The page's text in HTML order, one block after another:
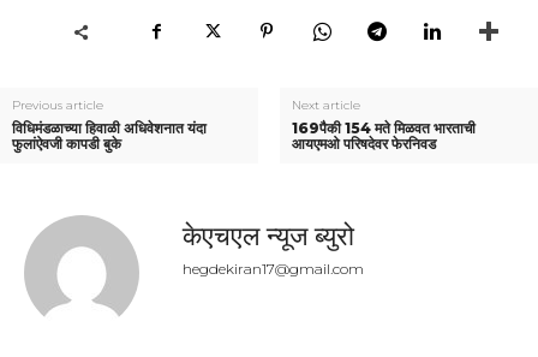
Previous article
विधिमंडळाच्या हिवाळी अधिवेशनात यंदा
फुलांऐवजी कापडी बुके
Next article
169पैकी 154 मते मिळवत भारताची
आयएमओ परिषदेवर फेरनिवड
केएचएल न्यूज ब्युरो
hegdekiran17@gmail.com